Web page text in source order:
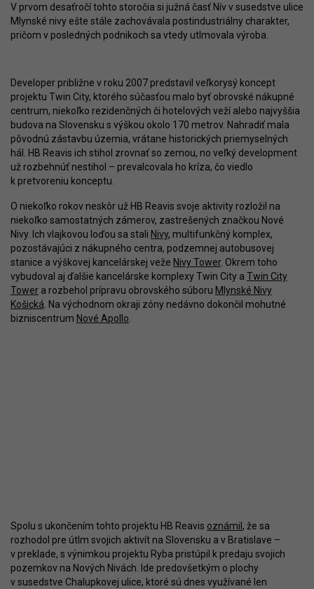
V prvom desaťročí tohto storočia si južná časť Nív v susedstve ulice
Mlynské nivy ešte stále zachovávala postindustriálny charakter,
pričom v posledných podnikoch sa vtedy utlmovala výroba.
Developer približne v roku 2007 predstavil veľkorysý koncept
projektu Twin City, ktorého súčasťou malo byť obrovské nákupné
centrum, niekoľko rezidenčných či hotelových veží alebo najvyššia
budova na Slovensku s výškou okolo 170 metrov. Nahradiť mala
pôvodnú zástavbu územia, vrátane historických priemyselných
hál. HB Reavis ich stihol zrovnať so zemou, no veľký development
už rozbehnúť nestihol – prevalcovala ho kríza, čo viedlo
k pretvoreniu konceptu.
O niekoľko rokov neskôr už HB Reavis svoje aktivity rozložil na
niekoľko samostatných zámerov, zastrešených značkou Nové
Nivy. Ich vlajkovou loďou sa stali Nivy, multifunkčný komplex,
pozostávajúci z nákupného centra, podzemnej autobusovej
stanice a výškovej kancelárskej veže Nivy Tower. Okrem toho
vybudoval aj ďalšie kancelárske komplexy Twin City a Twin City
Tower a rozbehol prípravu obrovského súboru Mlynské Nivy
Košická. Na východnom okraji zóny nedávno dokončil mohutné
bizniscentrum Nové Apollo.
Spolu s ukončením tohto projektu HB Reavis oznámil , že sa
rozhodol pre útlm svojich aktivít na Slovensku a v Bratislave –
v preklade, s výnimkou projektu Ryba pristúpil k predaju svojich
pozemkov na Nových Nivách. Ide predovšetkým o plochy
v susedstve Chalupkovej ulice, ktoré sú dnes využívané len